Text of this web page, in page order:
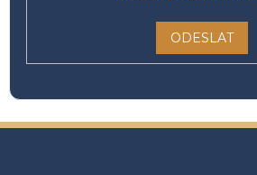
ODESLAT